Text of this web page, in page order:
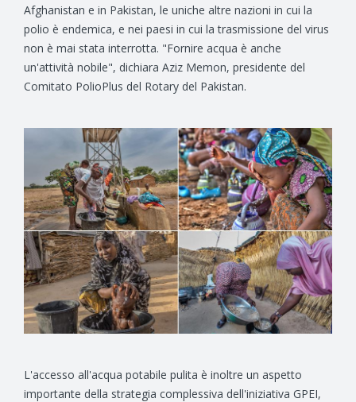
Afghanistan e in Pakistan, le uniche altre nazioni in cui la
polio è endemica, e nei paesi in cui la trasmissione del virus
non è mai stata interrotta. "Fornire acqua è anche
un'attività nobile", dichiara Aziz Memon, presidente del
Comitato PolioPlus del Rotary del Pakistan.
L'accesso all'acqua potabile pulita è inoltre un aspetto
importante della strategia complessiva dell'iniziativa GPEI,